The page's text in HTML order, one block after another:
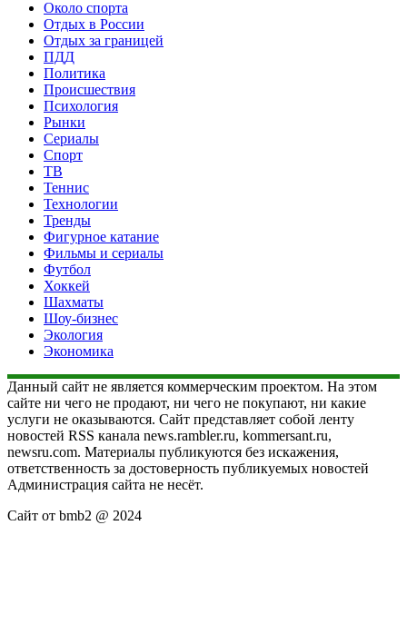
Около спорта
Отдых в России
Отдых за границей
ПДД
Политика
Происшествия
Психология
Рынки
Сериалы
Спорт
ТВ
Теннис
Технологии
Тренды
Фигурное катание
Фильмы и сериалы
Футбол
Хоккей
Шахматы
Шоу-бизнес
Экология
Экономика
Данный сайт не является коммерческим проектом. На этом
сайте ни чего не продают, ни чего не покупают, ни какие
услуги не оказываются. Сайт представляет собой ленту
новостей RSS канала news.rambler.ru, kommersant.ru,
newsru.com. Материалы публикуются без искажения,
ответственность за достоверность публикуемых новостей
Администрация сайта не несёт.
Сайт от bmb2 @ 2024